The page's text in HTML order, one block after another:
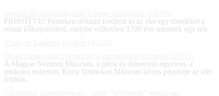
FRISSÍTVE! Pénteken délután fordított ki az eke egy töredéket a
római kőkoporsóból, melybe vélhetően 1700 éve temettek egy nőt
A Magyar Nemzeti Múzeum, a pécsi és debreceni egyetem, a
miskolci múzeum, Kuny Domokos Múzeum közös projektje az idei
feltárás.